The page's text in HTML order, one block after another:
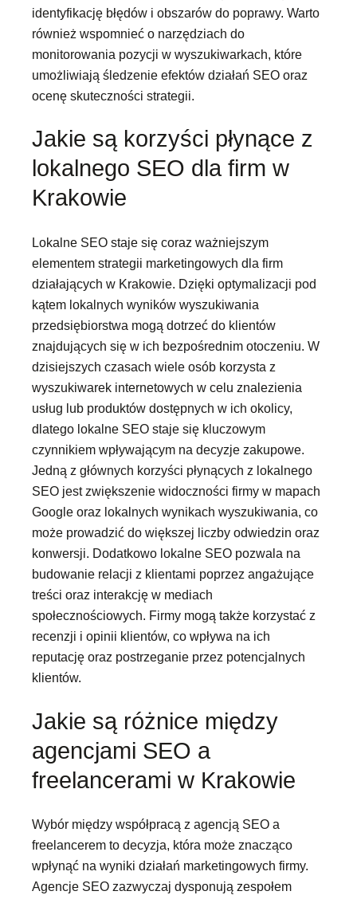
identyfikację błędów i obszarów do poprawy. Warto
również wspomnieć o narzędziach do
monitorowania pozycji w wyszukiwarkach, które
umożliwiają śledzenie efektów działań SEO oraz
ocenę skuteczności strategii.
Jakie są korzyści płynące z
lokalnego SEO dla firm w
Krakowie
Lokalne SEO staje się coraz ważniejszym
elementem strategii marketingowych dla firm
działających w Krakowie. Dzięki optymalizacji pod
kątem lokalnych wyników wyszukiwania
przedsiębiorstwa mogą dotrzeć do klientów
znajdujących się w ich bezpośrednim otoczeniu. W
dzisiejszych czasach wiele osób korzysta z
wyszukiwarek internetowych w celu znalezienia
usług lub produktów dostępnych w ich okolicy,
dlatego lokalne SEO staje się kluczowym
czynnikiem wpływającym na decyzje zakupowe.
Jedną z głównych korzyści płynących z lokalnego
SEO jest zwiększenie widoczności firmy w mapach
Google oraz lokalnych wynikach wyszukiwania, co
może prowadzić do większej liczby odwiedzin oraz
konwersji. Dodatkowo lokalne SEO pozwala na
budowanie relacji z klientami poprzez angażujące
treści oraz interakcję w mediach
społecznościowych. Firmy mogą także korzystać z
recenzji i opinii klientów, co wpływa na ich
reputację oraz postrzeganie przez potencjalnych
klientów.
Jakie są różnice między
agencjami SEO a
freelancerami w Krakowie
Wybór między współpracą z agencją SEO a
freelancerem to decyzja, która może znacząco
wpłynąć na wyniki działań marketingowych firmy.
Agencje SEO zazwyczaj dysponują zespołem